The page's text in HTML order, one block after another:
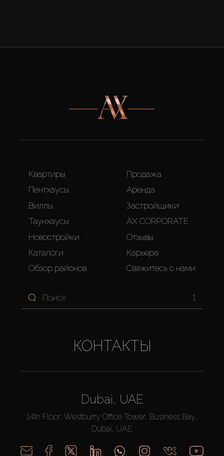
Квартиры
Пентхаусы
Виллы
Таунхаусы
Новостройки
Каталоги
Обзор районов
Продажа
Аренда
Застройщики
AX CORPORATE
Отзывы
Карьера
Свяжитесь с нами
1
КОНТАКТЫ
Dubai, UAE
14th Floor, Westburry Office Tower, Business Bay,
Dubai, UAE